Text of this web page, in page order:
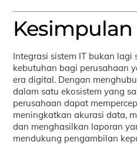
Kesimpulan
Integrasi sistem IT bukan
kebutuhan bagi perusahaan
era digital. Dengan
dalam satu ekosistem yang
perusahaan dapat
meningkatkan akurasi data,
dan menghasilkan laporan
mendukung pengambilan